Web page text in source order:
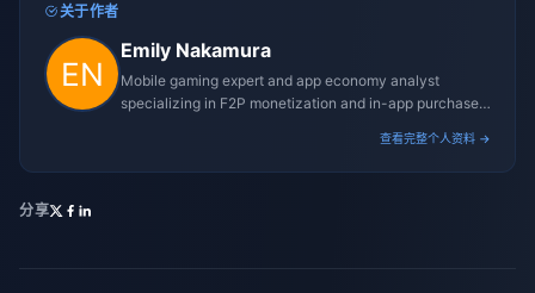
关于作者
Emily Nakamura
Mobile gaming expert and app economy analyst
specializing in F2P monetization and in-app purchase
查看完整个人资料 →
分享